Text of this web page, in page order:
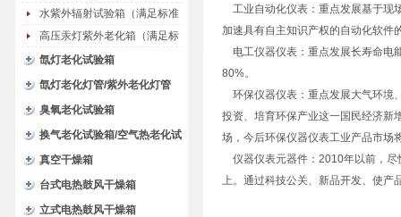
水紫外辐射试验箱（满足标准
JC485-1992）
高压汞灯紫外老化箱（满足标
准GB/T16777）
氙灯老化试验箱
氙灯老化灯管/紫外老化灯管
（耗材）
臭氧老化试验箱
换气老化试验箱/空气热老化试
验箱
真空干燥箱
台式电热鼓风干燥箱
立式电热鼓风干燥箱
工业自动化仪表：重点发展基于现
加速具有自主知识产权的自动化软件
电工仪器仪表：重点发展长寿命电
80%。
环保仪器仪表：重点发展大气环境
投资、培育环保产业这一国民经济新
场，今后环保仪器仪表工业产品市场
仪器仪表元器件：2010年以前，尽
上。通过科技公关、新品开发、使产